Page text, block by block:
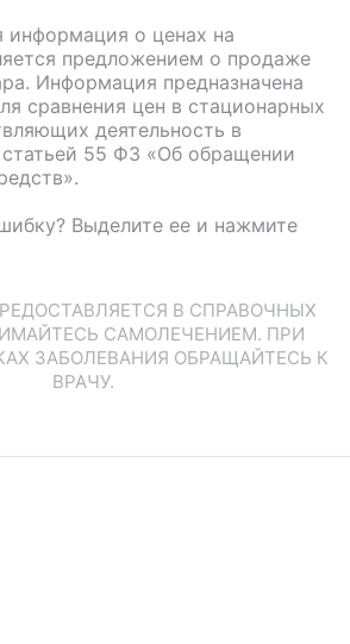
информация о ценах на
предложением о продаже
Информация предназначена
сравнения цен в стационарных
деятельность в
статьей 55 ФЗ «Об обращении
Выделите ее и нажмите
В СПРАВОЧНЫХ
САМОЛЕЧЕНИЕМ. ПРИ
ЗАБОЛЕВАНИЯ ОБРАЩАЙТЕСЬ К
ВРАЧУ.